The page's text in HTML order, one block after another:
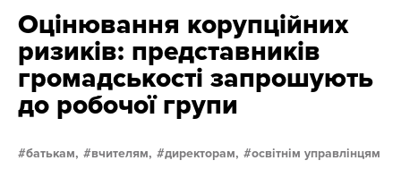
Оцінювання корупційних
ризиків: представників
громадськості запрошують
до робочої групи
батькам, вчителям, директорам, освітнім управлінцям